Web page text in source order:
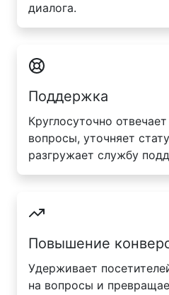
диалога.
Поддержка
Круглосуточно
вопросы, уточняет
разгружает службу
Повышение
Удерживает
на вопросы и